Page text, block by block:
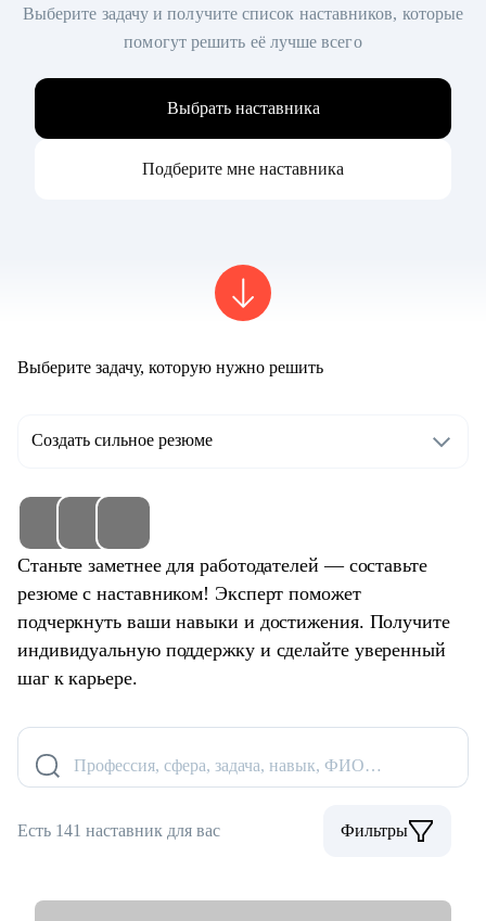
Выберите задачу и получите список наставников, которые
помогут решить её лучше всего
Выбрать наставника
Подберите мне наставника
Выберите задачу, которую нужно решить
Создать сильное резюме
Станьте заметнее для работодателей — составьте
резюме с наставником! Эксперт поможет
подчеркнуть ваши навыки и достижения. Получите
индивидуальную поддержку и сделайте уверенный
шаг к карьере.
Профессия, сфера, задача, навык, ФИО…
Есть 141 наставник для вас Фильтры